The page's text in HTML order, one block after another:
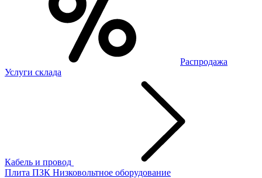
Распродажа
Услуги склада
Кабель и провод
Плита ПЗК Низковольтное оборудование